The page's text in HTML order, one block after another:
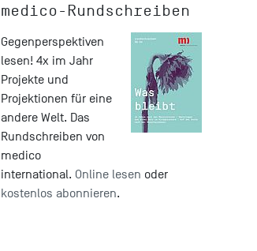
medico-Rundschreiben
Gegenperspektiven
lesen! 4x im Jahr
Projekte und
Projektionen für eine
andere Welt. Das
Rundschreiben von
medico
international. Online lesen oder
kostenlos abonnieren.